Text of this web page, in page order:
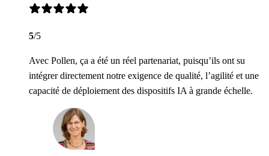
5/5
Avec Pollen, ça a été un réel partenariat, puisqu’ils ont su
intégrer directement notre exigence de qualité, l’agilité et une
capacité de déploiement des dispositifs IA à grande échelle.